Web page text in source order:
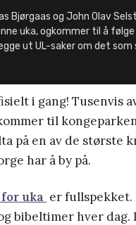
Bjørgaas og John Olav
uka, ogkommer til å følge
ut UL-saker om det som
i gang! Tusenvis
til
på en av de største
har å by på.
uka er fullspekket.
bibeltimer hver dag.